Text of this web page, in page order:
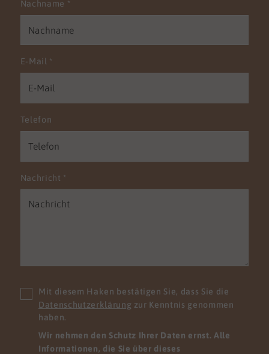
Nachname *
E-Mail *
Telefon
Nachricht *
Mit diesem Haken bestätigen Sie, dass Sie die
Datenschutzerklärung zur Kenntnis genommen
haben.
Wir nehmen den Schutz Ihrer Daten ernst. Alle
Informationen, die Sie über dieses